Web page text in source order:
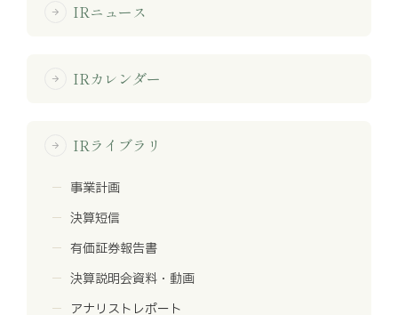
arrow_forward IRニュース
arrow_forward IRカレンダー
arrow_forward IRライブラリ
事業計画
決算短信
有価証券報告書
決算説明会資料・動画
アナリストレポート